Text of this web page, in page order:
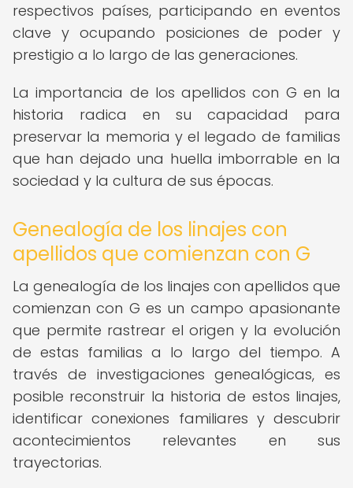
respectivos países, participando en eventos
clave y ocupando posiciones de poder y
prestigio a lo largo de las generaciones.
La importancia de los apellidos con G en la
historia radica en su capacidad para
preservar la memoria y el legado de familias
que han dejado una huella imborrable en la
sociedad y la cultura de sus épocas.
Genealogía de los linajes con
apellidos que comienzan con G
La genealogía de los linajes con apellidos que
comienzan con G es un campo apasionante
que permite rastrear el origen y la evolución
de estas familias a lo largo del tiempo. A
través de investigaciones genealógicas, es
posible reconstruir la historia de estos linajes,
identificar conexiones familiares y descubrir
acontecimientos relevantes en sus
trayectorias.